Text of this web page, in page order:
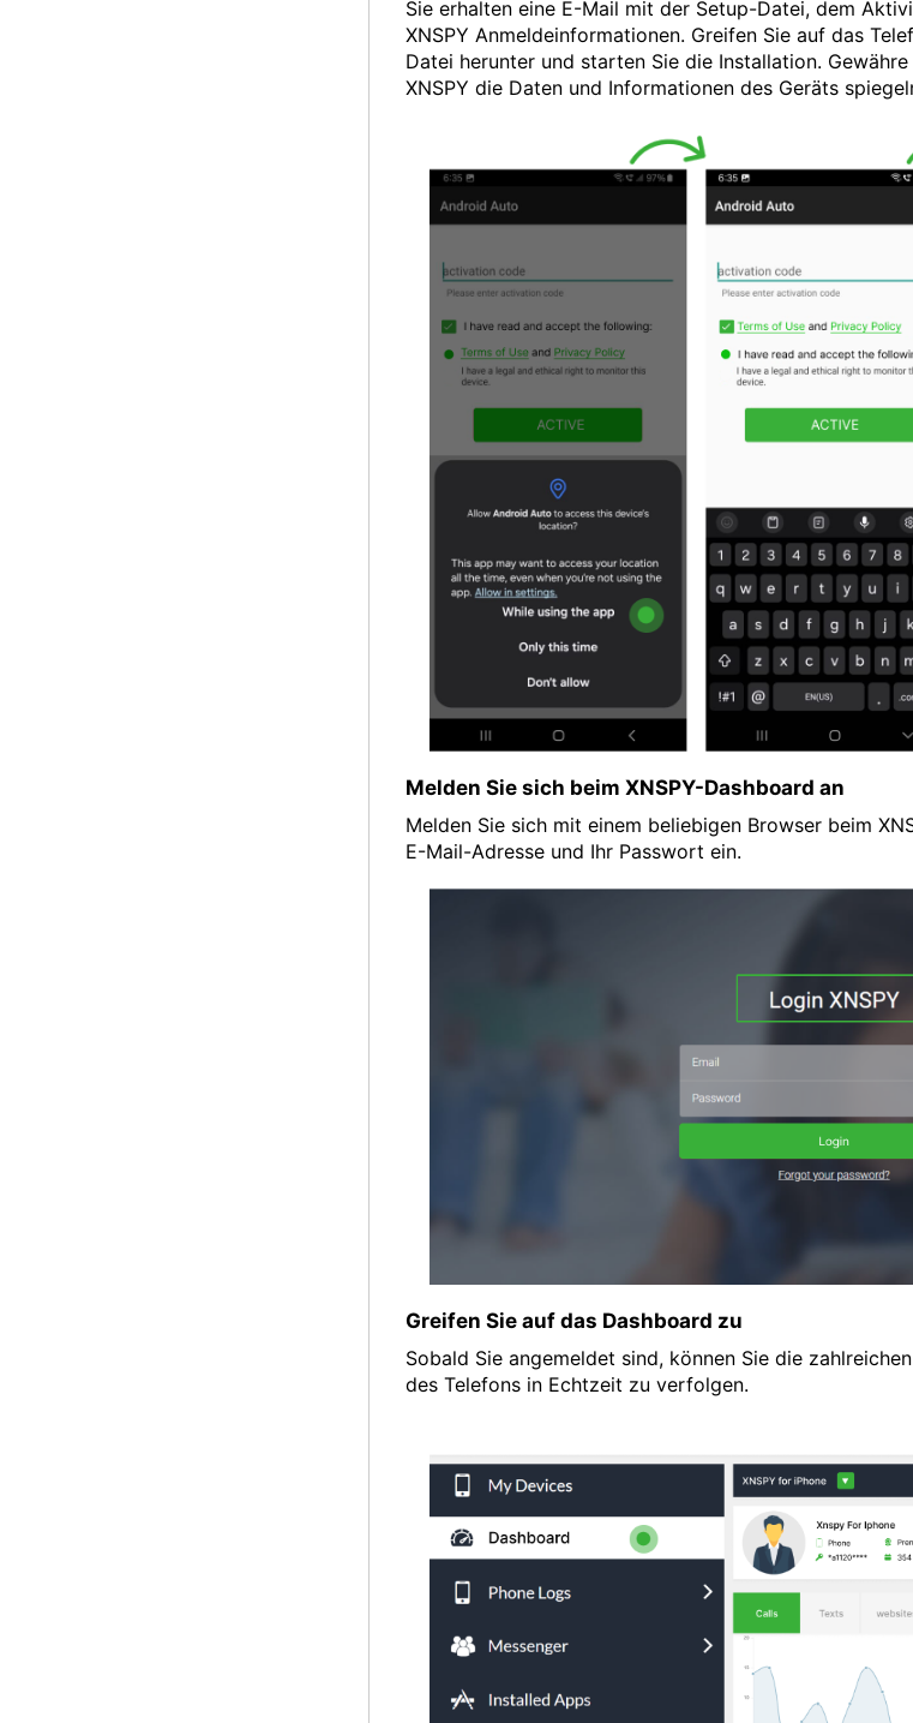
Sie erhalten eine E-Mail mit der Setup-Datei, dem
XNSPY Anmeldeinformationen. Greifen Sie auf das
Datei herunter und starten Sie die Installation.
XNSPY die Daten und Informationen des Geräts
Melden Sie sich beim XNSPY-Dashboard an
Melden Sie sich mit einem beliebigen Browser beim
E-Mail-Adresse und Ihr Passwort ein.
Greifen Sie auf das Dashboard zu
Sobald Sie angemeldet sind, können Sie die
des Telefons in Echtzeit zu verfolgen.